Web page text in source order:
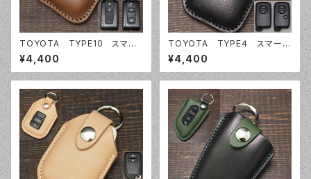
TOYOTA TYPE10 スマー
トキーケース スマートキーカバ
ー オーダーメイド 本革レザ
ー トヨタ
¥4,400
TOYOTA TYPE４ スマート
キーケース スマートキーカバ
ー オーダーメイド 本革レザ
ー トヨタ
¥4,400